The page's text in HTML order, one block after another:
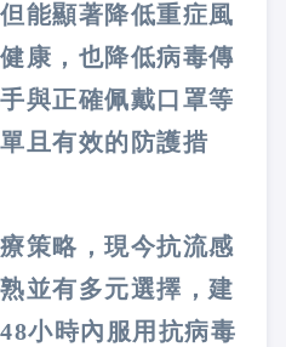
能顯著降低重症風
康，也降低病毒傳
與正確佩戴口罩等
且有效的防護措
策略，現今抗流感
並有多元選擇，建
小時內服用抗病毒